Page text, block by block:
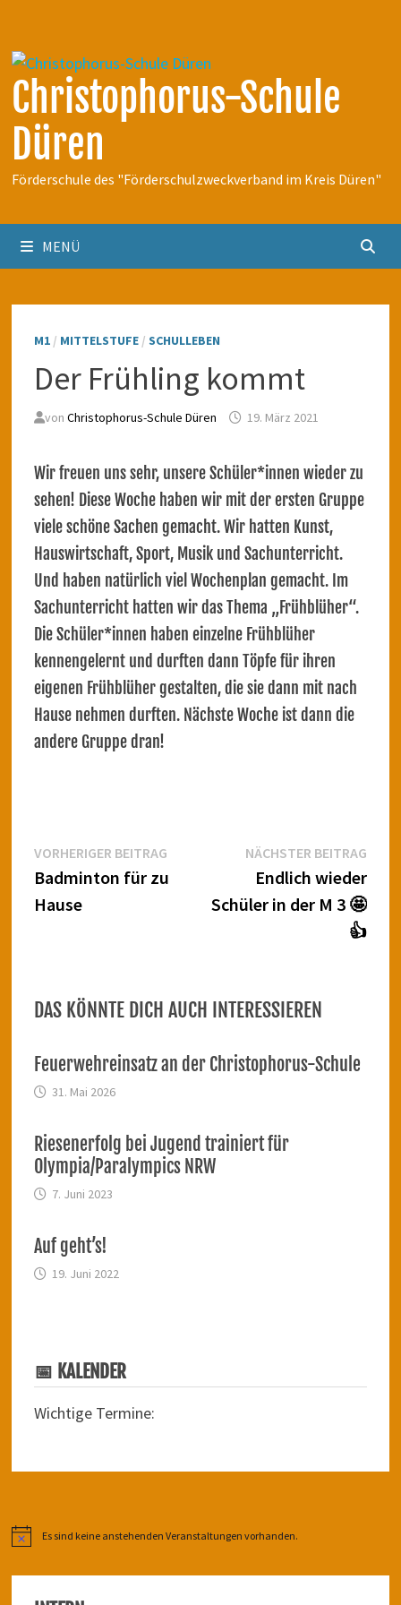
springen
Christophorus-Schule
Düren
Förderschule des "Förderschulzweckverband im Kreis Düren"
MENÜ
M1/ MITTELSTUFE/ SCHULLEBEN
Der Frühling kommt
von Christophorus-Schule Düren 19. März 2021
Wir freuen uns sehr, unsere Schüler*innen wieder zu
sehen! Diese Woche haben wir mit der ersten Gruppe
viele schöne Sachen gemacht. Wir hatten Kunst,
Hauswirtschaft, Sport, Musik und Sachunterricht.
Und haben natürlich viel Wochenplan gemacht. Im
Sachunterricht hatten wir das Thema „Frühblüher“.
Die Schüler*innen haben einzelne Frühblüher
kennengelernt und durften dann Töpfe für ihren
eigenen Frühblüher gestalten, die sie dann mit nach
Hause nehmen durften. Nächste Woche ist dann die
andere Gruppe dran!
Beitragsnavigation
VORHERIGER BEITRAGVorheriger
Beitrag:
Badminton für zu
Hause
NÄCHSTER BEITRAG
Endlich wieder
Schüler in der M 3 🤩
👍
DAS KÖNNTE DICH AUCH INTERESSIEREN
Feuerwehreinsatz an der Christophorus-Schule
31. Mai 2026
Riesenerfolg bei Jugend trainiert für
Olympia/Paralympics NRW
7. Juni 2023
Auf geht’s!
19. Juni 2022
📅 KALENDER
Wichtige Termine:
HinweisEs sind keine anstehenden Veranstaltungen vorhanden.